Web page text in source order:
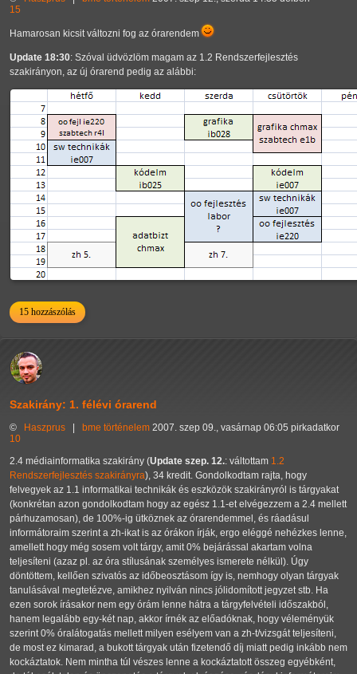
15
Hamarosan kicsit változni fog az órarendem
Update 18:30: Szóval üdvözlöm magam az 1.2 Rendszerfejlesztés
szakirányon, az új órarend pedig az alábbi:
15 hozzászólás
Szakirány: 1. félévi órarend
© Haszprus bme történelem 2007. szep 09., vasárnap 06:05 pirkadatkor
10
2.4 médiainformatika szakirány (Update szep. 12.: váltottam 1.2
Rendszerfejlesztés szakirányra), 34 kredit. Gondolkodtam rajta, hogy
felvegyek az 1.1 informatikai technikák és eszközök szakirányról is tárgyakat
(konkrétan azon gondolkodtam hogy az egész 1.1-et elvégezzem a 2.4 mellett
párhuzamosan), de 100%-ig ütköznek az órarendemmel, és ráadásul
informátoraim szerint a zh-ikat is az órákon írják, ergo eléggé nehézkes lenne,
amellett hogy még sosem volt tárgy, amit 0% bejárással akartam volna
teljesíteni (azaz pl. az óra stílusának személyes ismerete nélkül). Úgy
döntöttem, kellően szivatós az időbeosztásom így is, nemhogy olyan tárgyak
tanulásával megtetézve, amikhez nyilván nincs jólidomított jegyzet stb. Ha
ezen sorok írásakor nem egy órám lenne hátra a tárgyfelvételi időszakból,
hanem legalább egy-két nap, akkor írnék az előadóknak, hogy véleményük
szerint 0% óralátogatás mellett milyen esélyem van a zh-t/vizsgát teljesíteni,
de most ez kimarad, a bukott tárgyak után fizetendő díj miatt pedig inkább nem
kockáztatok. Nem mintha túl vészes lenne a kockáztatott összeg egyébként,